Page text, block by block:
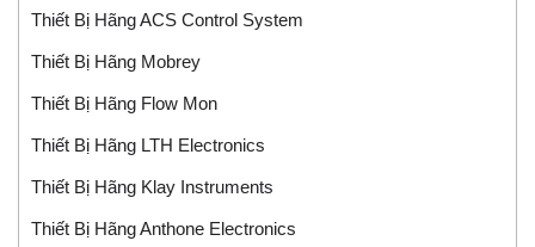
Thiết Bị Hãng ACS Control System
Thiết Bị Hãng Mobrey
Thiết Bị Hãng Flow Mon
Thiết Bị Hãng LTH Electronics
Thiết Bị Hãng Klay Instruments
Thiết Bị Hãng Anthone Electronics